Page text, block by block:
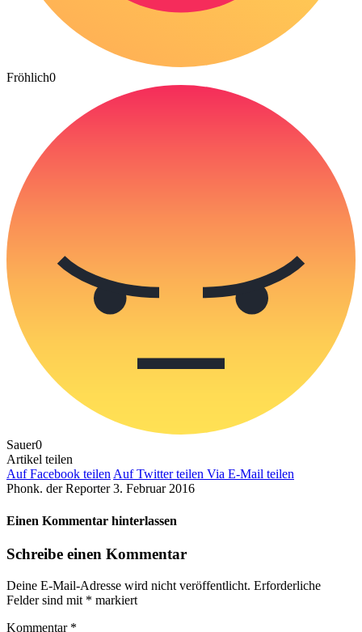
Fröhlich0
Sauer0
Artikel teilen
Auf Facebook teilen Auf Twitter teilen Via E-Mail teilen
Phonk. der Reporter 3. Februar 2016
Einen Kommentar hinterlassen
Schreibe einen Kommentar
Deine E-Mail-Adresse wird nicht veröffentlicht. Erforderliche
Felder sind mit * markiert
Kommentar *